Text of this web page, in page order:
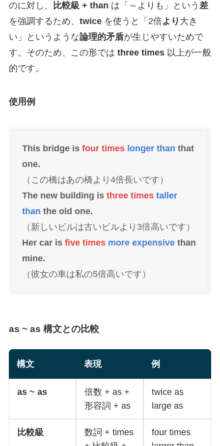
のに対し、
比較級 + than は「～よりも」という 差
を強調するため、 twiceを使うと「2倍より 大き
い」というような論理的矛盾が生じやすいためで
す。そのため、この形では three times以上が一般
的です。
使用例
This bridge is four times longer than that
one.
（この橋はあの橋より4倍長いです）
The new building is three times taller
than the old one.
（新しいビルは古いビルより3倍高いです）
Her car is five times more expensivethan
mine.
（彼女の車は私の5倍高いです）
as ~ as 構文との比較
構文 表現 例
as ~ as
倍数 + as +
形容詞 + as
twice as
large as
比較級
数詞 + times
four times